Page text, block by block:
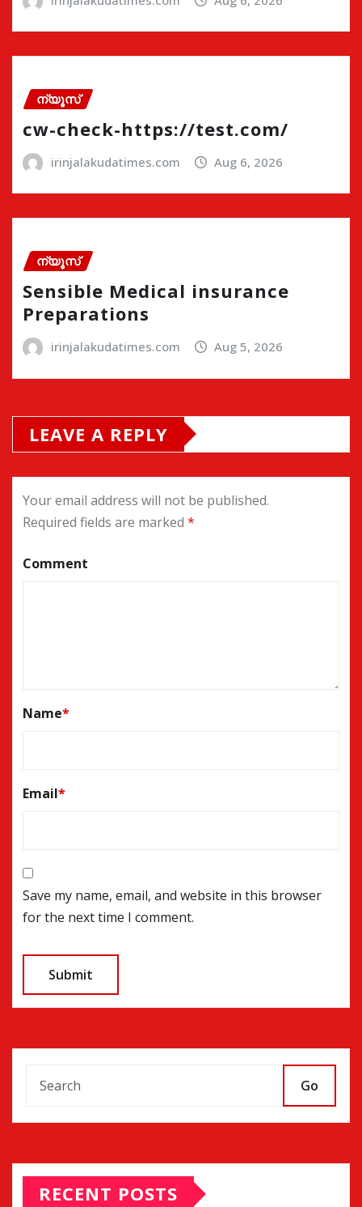
ന്യൂസ്
cw-check-https://test.com/
irinjalakudatimes.com Aug 6, 2026
ന്യൂസ്
Sensible Medical insurance
Preparations
irinjalakudatimes.com Aug 5, 2026
LEAVE A REPLY
Your email address will not be published.
Required fields are marked *
Comment
Name*
Email*
Save my name, email, and website in this browser
for the next time I comment.
Go
RECENT POSTS